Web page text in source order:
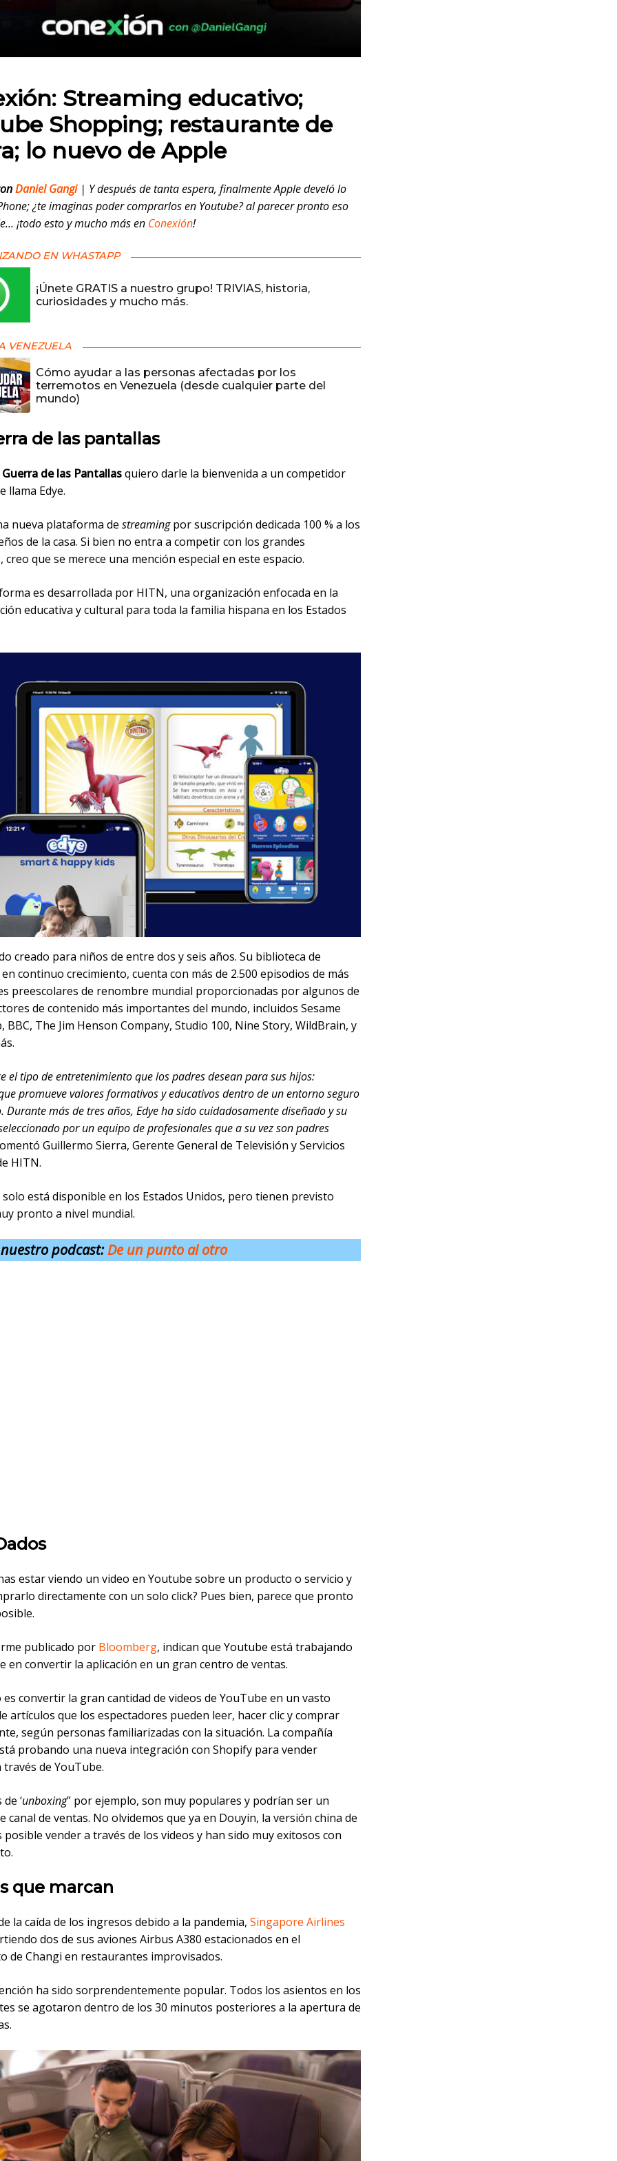
Streaming educativo;
Shopping; restaurante de
lo nuevo de Apple
Daniel Gangi| Y después de tanta espera, finalmente Apple develó lo
¿te imaginas poder comprarlos en Youtube? al parecer pronto eso
¡todo esto y mucho más en Conexión!
EN WHASTAPP
¡Únete GRATIS a nuestro grupo! TRIVIAS, historia,
curiosidades y mucho más.
VENEZUELA
Cómo ayudar a las personas afectadas por los
terremotos en Venezuela (desde cualquier parte del
mundo)
de las pantallas
Guerra de las Pantallasquiero darle la bienvenida a un competidor
llama Edye.
nueva plataforma de streamingpor suscripción dedicada 100 % a los
de la casa. Si bien no entra a competir con los grandes
que se merece una mención especial en este espacio.
es desarrollada por HITN, una organización enfocada en la
educativa y cultural para toda la familia hispana en los Estados
creado para niños de entre dos y seis años. Su biblioteca de
continuo crecimiento, cuenta con más de 2.500 episodios de más
preescolares de renombre mundial proporcionadas por algunos de
de contenido más importantes del mundo, incluidos Sesame
BBC, The Jim Henson Company, Studio 100, Nine Story, WildBrain, y
el tipo de entretenimiento que los padres desean para sus hijos:
promueve valores formativos y educativos dentro de un entorno seguro
Durante más de tres años, Edye ha sido cuidadosamente diseñado y su
por un equipo de profesionales que a su vez son padres
Guillermo Sierra, Gerente General de Televisión y Servicios
HITN.
está disponible en los Estados Unidos, pero tienen previsto
pronto a nivel mundial.
podcast:De un punto al otro
estar viendo un video en Youtube sobre un producto o servicio y
directamente con un solo click? Pues bien, parece que pronto
publicado por Bloomberg, indican que Youtube está trabajando
en convertir la aplicación en un gran centro de ventas.
es convertir la gran cantidad de videos de YouTube en un vasto
artículos que los espectadores pueden leer, hacer clic y comprar
según personas familiarizadas con la situación. La compañía
probando una nueva integración con Shopify para vender
de YouTube.
‘unboxing” por ejemplo, son muy populares y podrían ser un
canal de ventas. No olvidemos que ya en Douyin, la versión china de
posible vender a través de los videos y han sido muy exitosos con
que marcan
la caída de los ingresos debido a la pandemia, Singapore Airlines
dos de sus aviones Airbus A380 estacionados en el
de Changi en restaurantes improvisados.
ha sido sorprendentemente popular. Todos los asientos en los
se agotaron dentro de los 30 minutos posteriores a la apertura de